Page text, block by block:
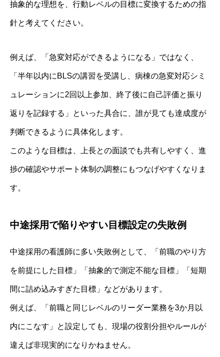
抽象的な理想を、行動レベルの目標に変換するための指
針と考えてください。
例えば、「急変対応ができるようになる」ではなく、
「半年以内にBLSの講習を受講し、病棟の急変対応シミ
ュレーションに2回以上参加、終了後に自己評価と振り
返りを記録する」といった具合に、誰が見ても達成度が
判断できるように具体化します。
このような目標は、上長との面談でも共有しやすく、進
捗の確認やサポート体制の調整にもつなげやすくなりま
す。
中途採用で陥りやすい目標設定の失敗例
中途採用の看護師に多い失敗例として、「前職のやり方
を前提にした目標」「抽象的で測定不能な目標」「短期
間に詰め込みすぎた目標」などがあります。
例えば、「前職と同じレベルのリーダー業務を3か月以
内にこなす」と設定しても、現場の役割分担やルールが
違えば非現実的になりかねません。